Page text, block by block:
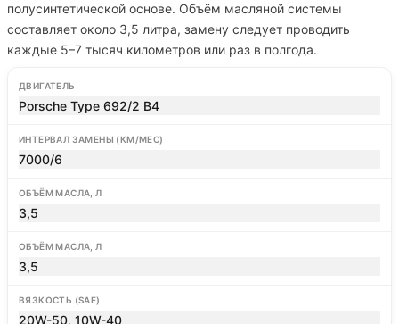
полусинтетической основе. Объём масляной системы
составляет около 3,5 литра, замену следует проводить
каждые 5–7 тысяч километров или раз в полгода.
ДВИГАТЕЛЬ
Porsche Type 692/2 B4
ИНТЕРВАЛ ЗАМЕНЫ (КМ/МЕС)
7000/6
ОБЪЁМ МАСЛА, Л
3,5
ОБЪЁМ МАСЛА, Л
3,5
ВЯЗКОСТЬ (SAE)
20W-50, 10W-40